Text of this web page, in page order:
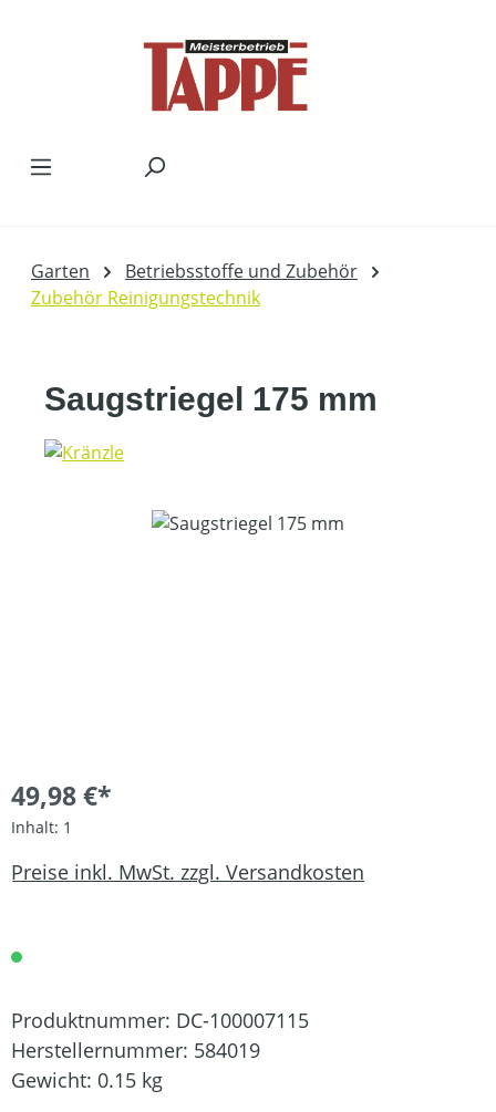
Garten
Betriebsstoffe und Zubehör
Zubehör Reinigungstechnik
Saugstriegel 175 mm
Bildergalerie überspringen
49,98 €*
Inhalt: 1
Preise inkl. MwSt. zzgl. Versandkosten
Produktnummer: DC-100007115
Herstellernummer: 584019
Gewicht: 0.15 kg